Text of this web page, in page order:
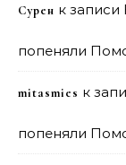
Сурен к записи
попеняли
mitasmies к
попеняли